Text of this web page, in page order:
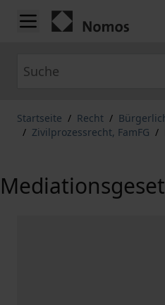
Zum Inhalt springen
Startseite / Recht /
/ Zivilprozessrecht, FamFG /